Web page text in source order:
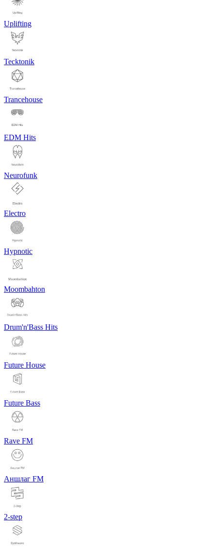
Uplifting
Tecktonik
Trancehouse
EDM Hits
Neurofunk
Electro
Hypnotic
Moombahton
Drum'n'Bass Hits
Future House
Future Bass
Rave FM
Аншлаг FM
2-step